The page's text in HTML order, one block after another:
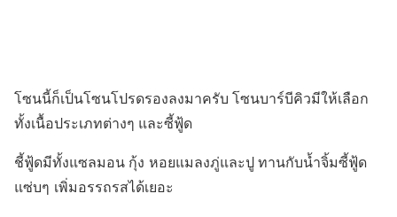
โซนนี้ก็เป็นโซนโปรดรองลงมาครับ โซนบาร์บีคิวมีให้เลือก
ทั้งเนื้อประเภทต่างๆ และซี้ฟู้ด
ชี้ฟู้ดมีทั้งแซลมอน กุ้ง หอยแมลงภู่และปู ทานกับน้ำจิ้มซี้ฟู้ด
แซ่บๆ เพิ่มอรรถรสได้เยอะ